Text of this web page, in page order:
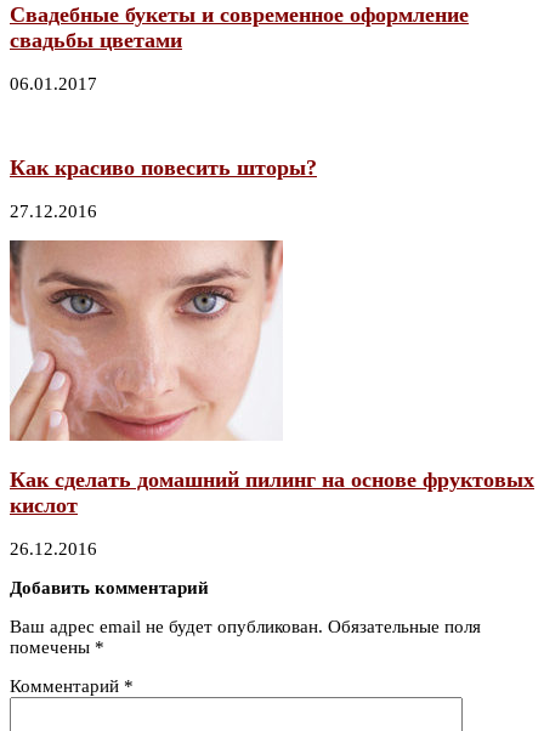
Свадебные букеты и современное оформление
свадьбы цветами
06.01.2017
Как красиво повесить шторы?
27.12.2016
Как сделать домашний пилинг на основе фруктовых
кислот
26.12.2016
Добавить комментарий
Ваш адрес email не будет опубликован. Обязательные поля
помечены *
Комментарий *